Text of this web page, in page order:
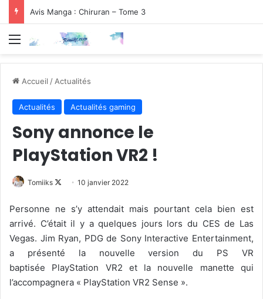
Avis Manga : Chiruran – Tome 3
Menu
Accueil / Actualités
Actualités Actualités gaming
Sony annonce le
PlayStation VR2 !
Tomiiks
Follow
X
10 janvier 2022
Personne ne s’y attendait mais pourtant cela bien est
arrivé. C’était il y a quelques jours lors du CES de Las
Vegas. Jim Ryan, PDG de Sony Interactive Entertainment,
a présenté la nouvelle version du PS VR
baptisée PlayStation VR2 et la nouvelle manette qui
l’accompagnera « PlayStation VR2 Sense ».